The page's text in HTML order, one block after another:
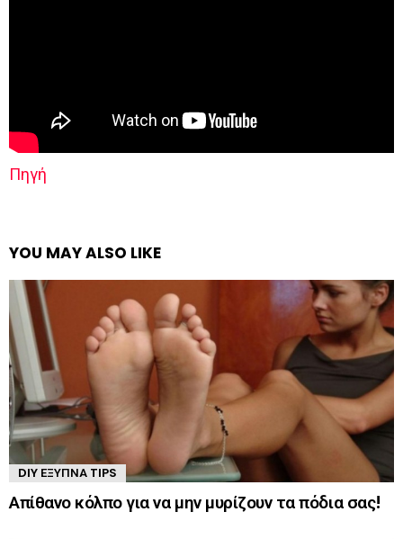
Πηγή
YOU MAY ALSO LIKE
DIY ΈΞΥΠΝΑ TIPS
Απίθανο κόλπο για να μην μυρίζουν τα πόδια σας!